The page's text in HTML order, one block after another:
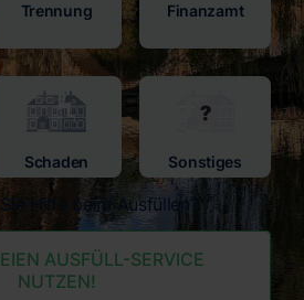
Trennung Finanzamt
Schaden Sonstiges
Hilfe beim Ausfüllen?
AUSFÜLL-SERVICE
NUTZEN!